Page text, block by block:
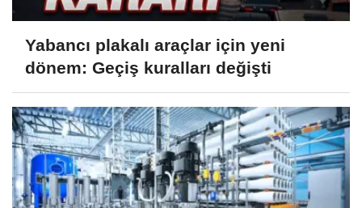
Yabancı plakalı araçlar için yeni
dönem: Geçiş kuralları değişti